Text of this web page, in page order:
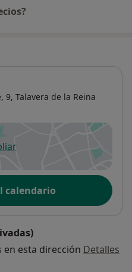
9, Talavera de la Reina
abre en una nueva
calendario
en esta dirección Detalles